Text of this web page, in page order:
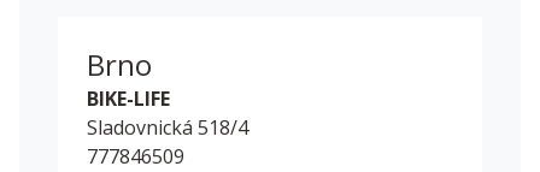
Brno
BIKE-LIFE
Sladovnická 518/4
777846509